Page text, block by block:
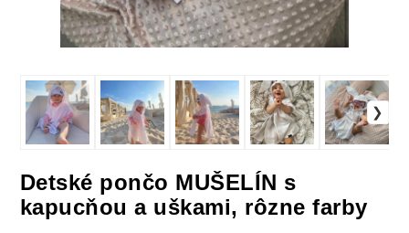
Detské pončo MUŠELÍN s
kapucňou a uškami, rôzne farby